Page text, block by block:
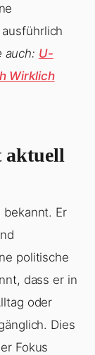
auch: U-
Wirklich
aktuell
bekannt. Er
politische
dass er in
oder
Dies
Fokus